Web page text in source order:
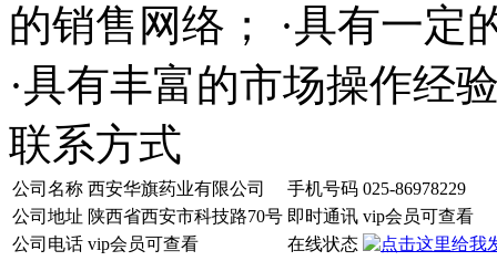
的销售网络； ·具有一定
·具有丰富的市场操作经
联系方式
公司名称 西安华旗药业有限公司 手机号码 025-86978229
公司地址 陕西省西安市科技路70号 即时通讯 vip会员可查看
公司电话 vip会员可查看
在线状态